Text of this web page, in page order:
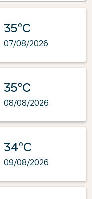
35°C
07/08/2026
35°C
08/08/2026
34°C
09/08/2026